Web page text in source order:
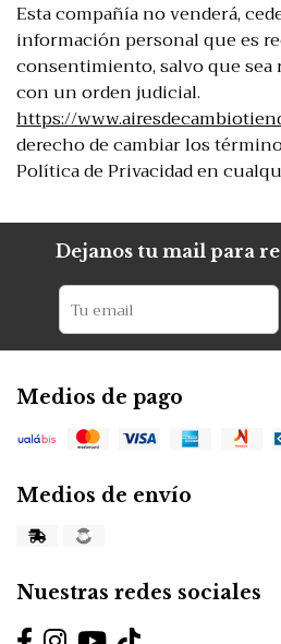
Esta compañía no venderá,
información personal que es
consentimiento, salvo que
con un orden judicial.
https://
derecho de cambiar los
Política de Privacidad en
Dejanos tu mail para
Medios de pago
Medios de envío
Nuestras redes sociales